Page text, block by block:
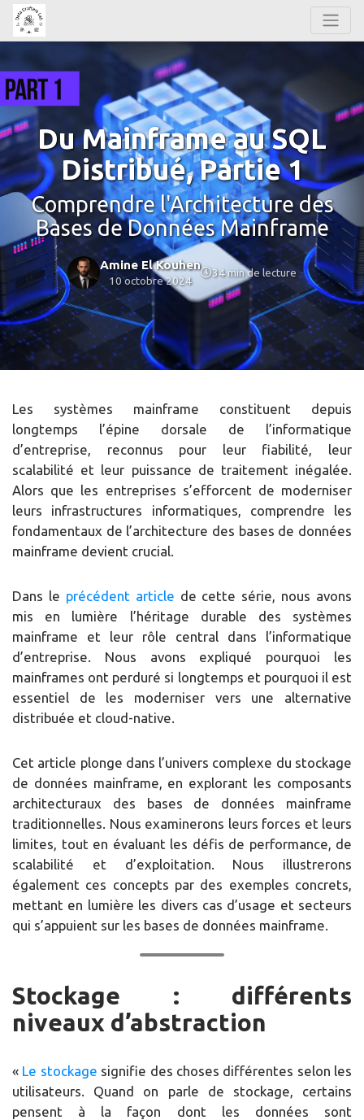
Du Mainframe au SQL
Distribué, Partie 1
Comprendre l'Architecture des
Bases de Données Mainframe
Amine El Kouhen
10 octobre 2024
34 min de lecture
Les systèmes mainframe constituent depuis
longtemps l’épine dorsale de l’informatique
d’entreprise, reconnus pour leur fiabilité, leur
scalabilité et leur puissance de traitement inégalée.
Alors que les entreprises s’efforcent de moderniser
leurs infrastructures informatiques, comprendre les
fondamentaux de l’architecture des bases de données
mainframe devient crucial.
Dans le précédent article de cette série, nous avons
mis en lumière l’héritage durable des systèmes
mainframe et leur rôle central dans l’informatique
d’entreprise. Nous avons expliqué pourquoi les
mainframes ont perduré si longtemps et pourquoi il est
essentiel de les moderniser vers une alternative
distribuée et cloud-native.
Cet article plonge dans l’univers complexe du stockage
de données mainframe, en explorant les composants
architecturaux des bases de données mainframe
traditionnelles. Nous examinerons leurs forces et leurs
limites, tout en évaluant les défis de performance, de
scalabilité et d’exploitation. Nous illustrerons
également ces concepts par des exemples concrets,
mettant en lumière les divers cas d’usage et secteurs
qui s’appuient sur les bases de données mainframe.
Stockage : différents
niveaux d’abstraction
« Le stockage signifie des choses différentes selon les
utilisateurs. Quand on parle de stockage, certains
pensent à la façon dont les données sont